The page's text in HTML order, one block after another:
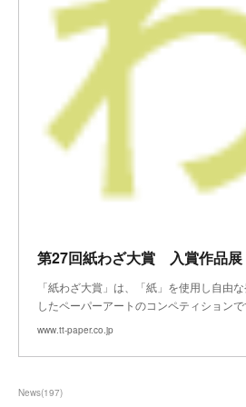
第27回紙わざ大賞 入賞作品展
「紙わざ大賞」は、「紙」を使用し自由
したペーパーアートのコンペティション
www.tt-paper.co.jp
News(197)